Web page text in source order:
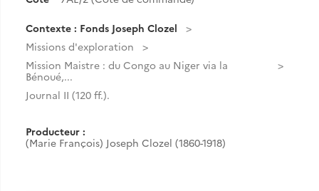
Contexte : Fonds Joseph Clozel
Missions d'exploration
Mission Maistre : du Congo au Niger via la
Bénoué,...
Journal II (120 ff.).
Producteur :
(Marie François) Joseph Clozel (1860-1918)